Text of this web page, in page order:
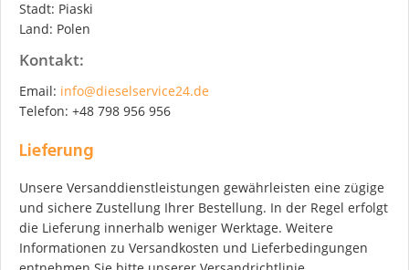
Stadt: Piaski
Land: Polen
Kontakt:
Email: info@dieselservice24.de
Telefon: +48 798 956 956
Lieferung
Unsere Versanddienstleistungen gewährleisten eine zügige
und sichere Zustellung Ihrer Bestellung. In der Regel erfolgt
die Lieferung innerhalb weniger Werktage. Weitere
Informationen zu Versandkosten und Lieferbedingungen